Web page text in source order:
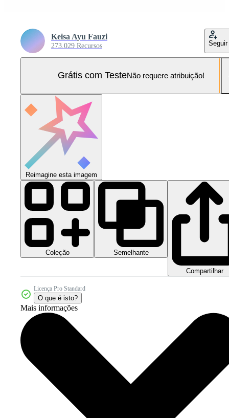
Keisa Ayu Fauzi
273.029 Recursos Seguir
Grátis com TesteNão requere atribuição!
Reimagine esta imagem
Coleção Semelhante
Compartilhar
Licença Pro Standard
O que é isto?
Mais informações